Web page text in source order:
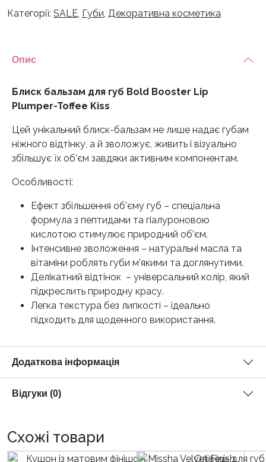
Категорії: SALE, Губи, Декоративна косметика
Опис
Блиск бальзам для губ Bold Booster Lip
Plumper-Toffee Kiss
Цей унікальний блиск-бальзам не лише надає губам
ніжного відтінку, а й зволожує, живить і візуально
збільшує їх об’єм завдяки активним компонентам.
Особливості:
Ефект збільшення об’єму губ – спеціальна
формула з пептидами та гіалуроновою
кислотою стимулює природний об’єм.
Інтенсивне зволоження – натуральні масла та
вітаміни роблять губи м’якими та доглянутими.
Делікатний відтінок – універсальний колір, який
підкреслить природну красу.
Легка текстура без липкості – ідеально
підходить для щоденного використання.
Додаткова інформація
Відгуки (0)
Схожі товари